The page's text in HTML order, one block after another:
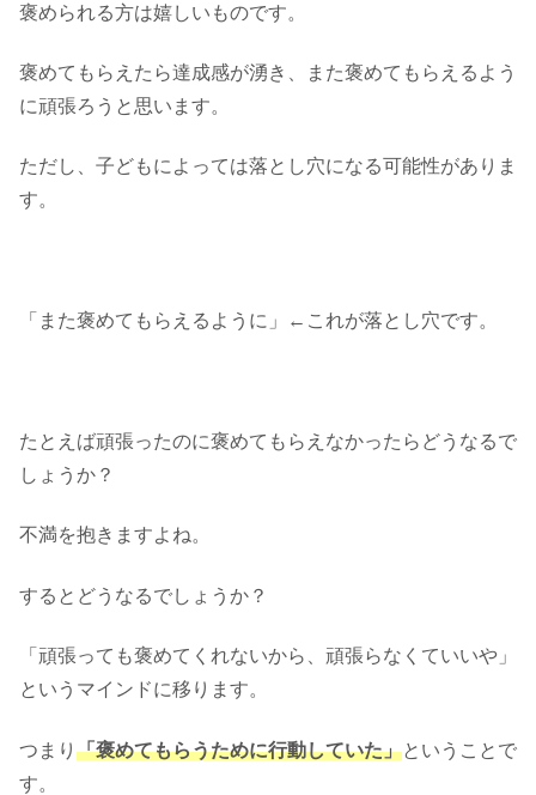
褒められる方は嬉しいものです。
褒めてもらえたら達成感が湧き、また褒めてもらえるよう
に頑張ろうと思います。
ただし、子どもによっては落とし穴になる可能性がありま
す。
「また褒めてもらえるように」←これが落とし穴です。
たとえば頑張ったのに褒めてもらえなかったらどうなるで
しょうか？
不満を抱きますよね。
するとどうなるでしょうか？
「頑張っても褒めてくれないから、頑張らなくていいや」
というマインドに移ります。
つまり 「褒めてもらうために行動していた」ということで
す。